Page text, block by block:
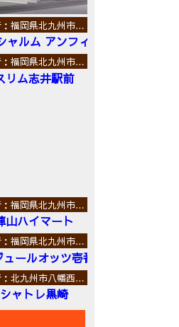
：福岡県北九州市…
ャルム アンフィニ
ットオー）
：福岡県北九州市…
リム志井駅前
：福岡県北九州市…
山ハイマート
：福岡県北九州市…
ールオッツ壱番館
：北九州市八幡西…
シャトレ黒崎